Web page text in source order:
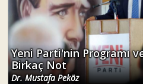
Yeni Parti'nin Programı
Birkaç Not
Dr. Mustafa Peköz